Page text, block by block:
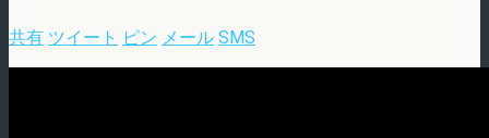
共有 ツイート ピン メール SMS